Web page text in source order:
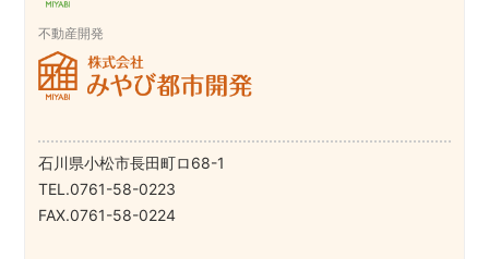
不動産開発
石川県小松市長田町ロ68-1
TEL.0761-58-0223
FAX.0761-58-0224